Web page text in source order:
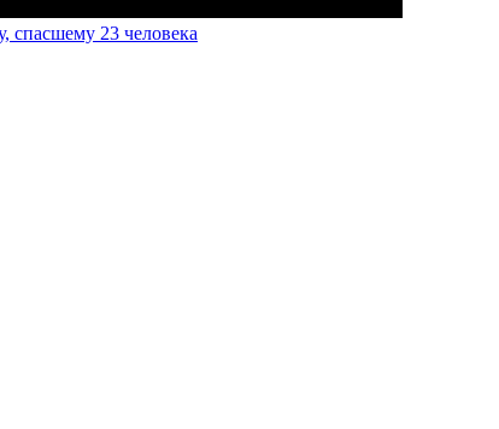
23 человека